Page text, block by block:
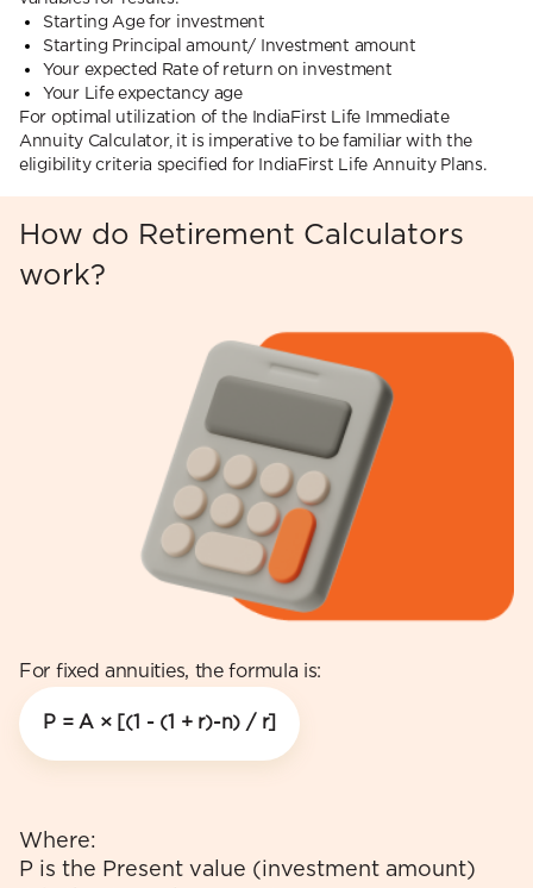
Starting Age for investment
Starting Principal amount/ Investment amount
Your expected Rate of return on investment
Your Life expectancy age
For optimal utilization of the IndiaFirst Life Immediate
Annuity Calculator, it is imperative to be familiar with the
eligibility criteria specified for IndiaFirst Life Annuity Plans.
How do Retirement Calculators
work?
For fixed annuities, the formula is:
P = A × [(1 - (1 + r)-n) / r]
Where:
P is the Present value (investment amount)